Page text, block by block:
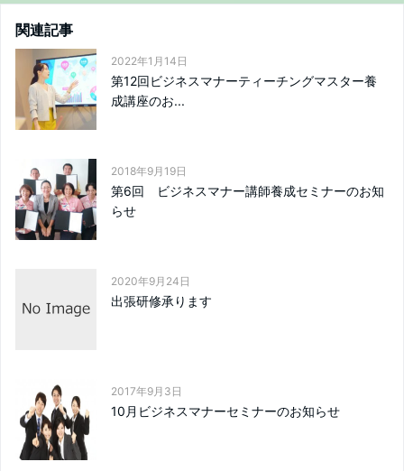
関連記事
2022年1月14日
第12回ビジネスマナーティーチングマスター養
成講座のお...
2018年9月19日
第6回 ビジネスマナー講師養成セミナーのお知
らせ
2020年9月24日
出張研修承ります
2017年9月3日
10月ビジネスマナーセミナーのお知らせ